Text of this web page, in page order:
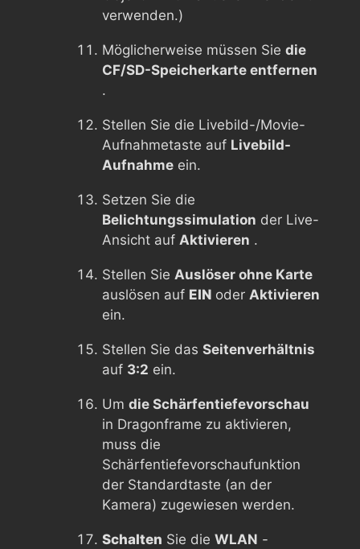
verwenden.)
Möglicherweise müssen Sie die
CF/SD-Speicherkarte entfernen
.
Stellen Sie die Livebild-/Movie-
Aufnahmetaste auf Livebild-
Aufnahme ein.
Setzen Sie die
Belichtungssimulation der Live-
Ansicht auf Aktivieren .
Stellen Sie Auslöser ohne Karte
auslösen auf EIN oder Aktivieren
ein.
Stellen Sie das Seitenverhältnis
auf 3:2 ein.
Um die Schärfentiefevorschau
in Dragonframe zu aktivieren,
muss die
Schärfentiefevorschaufunktion
der Standardtaste (an der
Kamera) zugewiesen werden.
Schalten Sie die WLAN -